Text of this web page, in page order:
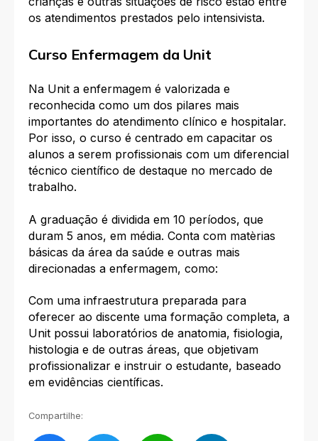
os atendimentos prestados pelo intensivista.
Curso Enfermagem da Unit
Na Unit a enfermagem é valorizada e
reconhecida como um dos pilares mais
importantes do atendimento clínico e hospitalar.
Por isso, o curso é centrado em capacitar os
alunos a serem profissionais com um diferencial
técnico científico de destaque no mercado de
trabalho.
A graduação é dividida em 10 períodos, que
duram 5 anos, em média. Conta com matèrias
básicas da área da saúde e outras mais
direcionadas a enfermagem, como:
Com uma infraestrutura preparada para
oferecer ao discente uma formação completa, a
Unit possui laboratórios de anatomia, fisiologia,
histologia e de outras áreas, que objetivam
profissionalizar e instruir o estudante, baseado
em evidências científicas.
Compartilhe: